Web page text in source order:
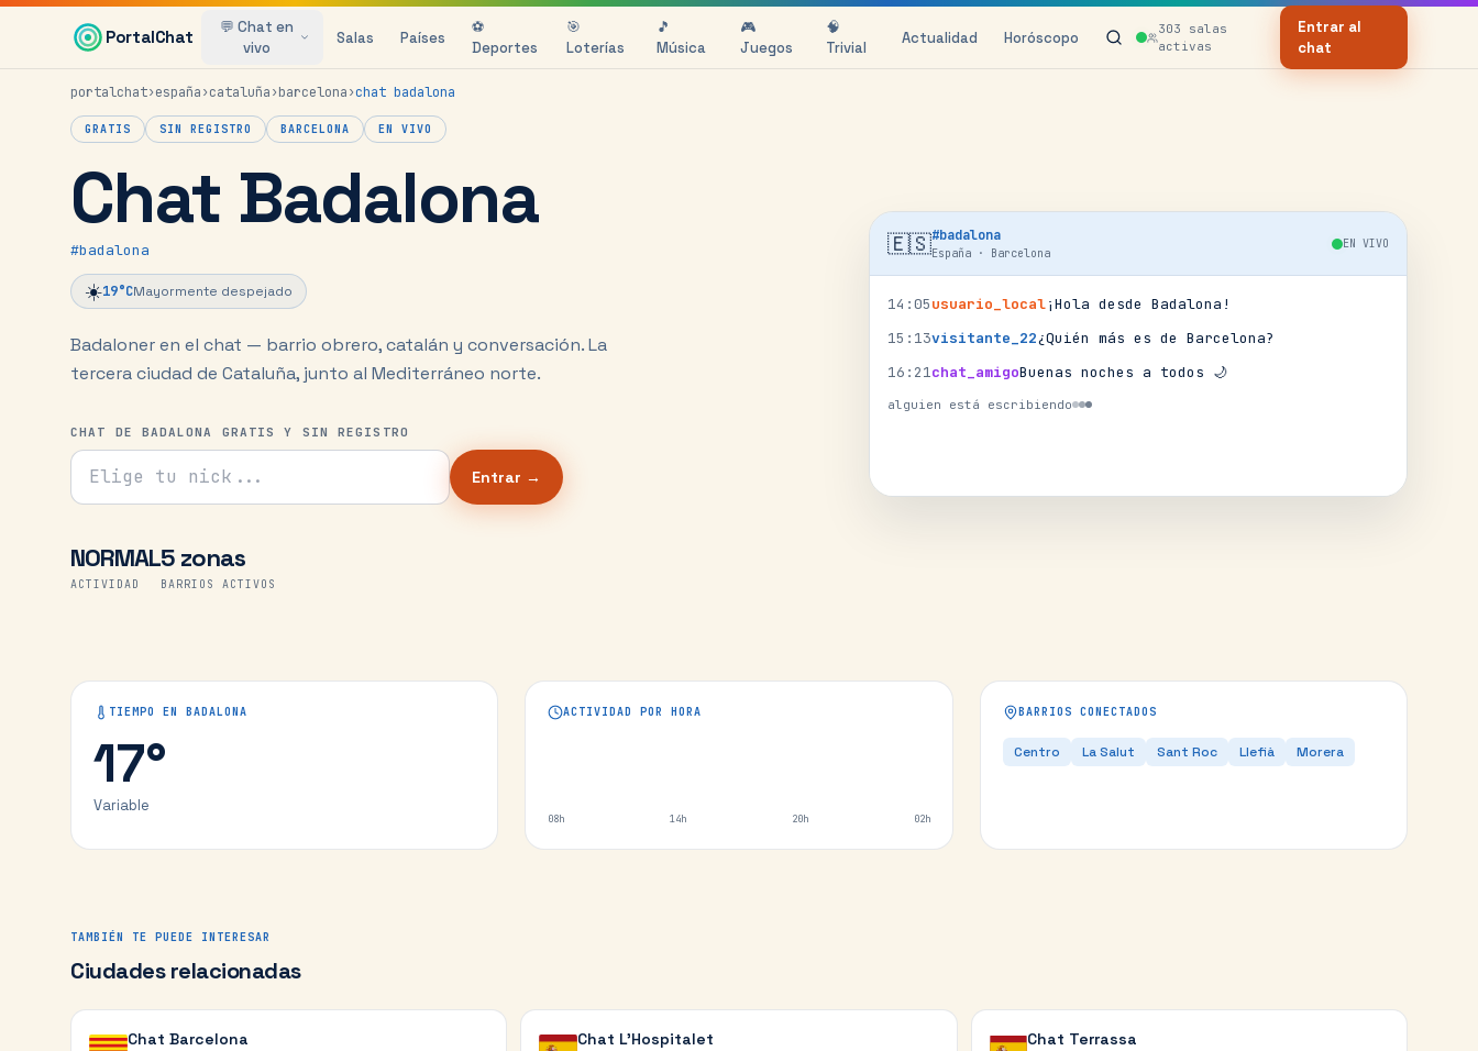
Saltar al contenido principal
PortalChat
💬 Chat en
vivo
Salas Países
⚽
Deportes
🎯
Loterías
🎵
Música
🎮
Juegos
🧠
Trivial
Actualidad Horóscopo 303 salas
activas
Entrar al
chat
portalchat›españa›cataluña›barcelona›chat badalona
GRATIS SIN REGISTRO BARCELONA EN VIVO
Chat Badalona
#badalona
☀️19°CMayormente despejado
Badaloner en el chat — barrio obrero, catalán y conversación.La
tercera ciudad de Cataluña, junto al Mediterráneo norte.
CHAT DE BADALONA GRATIS Y SIN REGISTRO
Tu nick para el chat
Entrar →
NORMAL
ACTIVIDAD
5 zonas
BARRIOS ACTIVOS
🇪🇸#badalona
España · Barcelona
EN VIVO
14 :05usuario_local¡Hola desde Badalona!
15 : 13visitante_22¿Quién más es de Barcelona?
16 : 21chat_amigoBuenas noches a todos 🌙
alguien está escribiendo
TIEMPO EN BADALONA
17°
Variable
ACTIVIDAD POR HORA
08h 14h 20h 02h
BARRIOS CONECTADOS
Centro La Salut Sant Roc Llefià Morera
TAMBIÉN TE PUEDE INTERESAR
Ciudades relacionadas
Chat Barcelona Chat L'Hospitalet Chat Terrassa